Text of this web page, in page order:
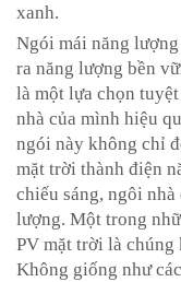
xanh.
Ngói mái năng
ra năng lượng bền
là một lựa chọn
nhà của mình hiệu
ngói này không chỉ
mặt trời thành điện
chiếu sáng, ngôi nhà
lượng. Một trong
PV mặt trời là chúng
Không giống như